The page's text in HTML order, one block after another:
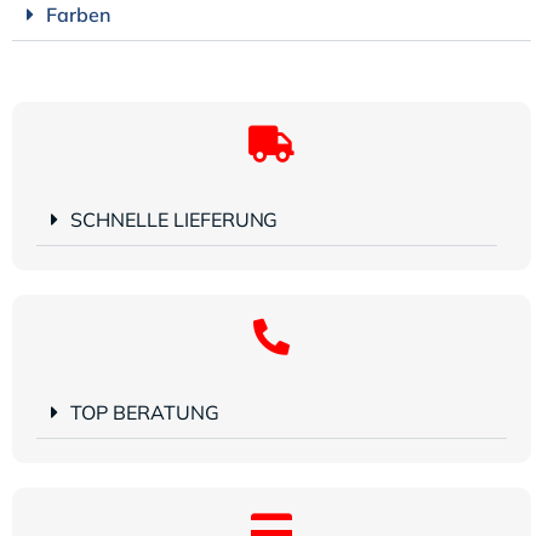
Farben
SCHNELLE LIEFERUNG
TOP BERATUNG